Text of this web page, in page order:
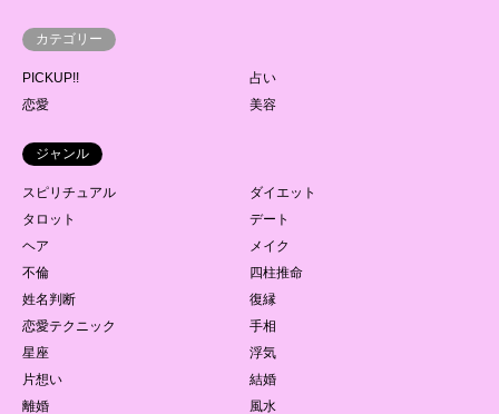
カテゴリー
PICKUP!!
占い
恋愛
美容
ジャンル
スピリチュアル
ダイエット
タロット
デート
ヘア
メイク
不倫
四柱推命
姓名判断
復縁
恋愛テクニック
手相
星座
浮気
片想い
結婚
離婚
風水